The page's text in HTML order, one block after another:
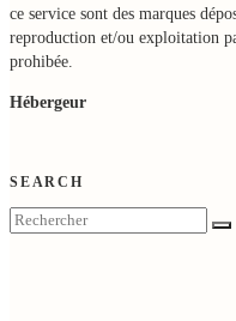
ce service sont des marques
reproduction et/ou exploitation
prohibée.
Hébergeur
SEARCH